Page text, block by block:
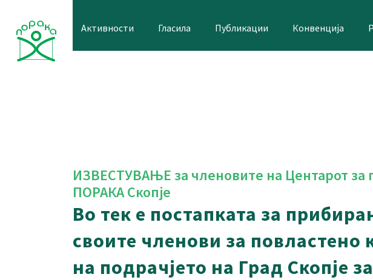
content
Активности Гласила Публикации Конвенција
ИЗВЕСТУВАЊЕ за членовите на Центарот за
ПОРАКА Скопје
Во тек е постапката за
своите членови за повластено
на подрачјето на Град Скопје